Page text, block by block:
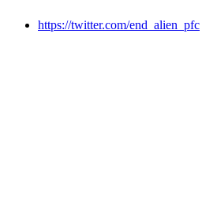
https://twitter.com/end_alien_pfc